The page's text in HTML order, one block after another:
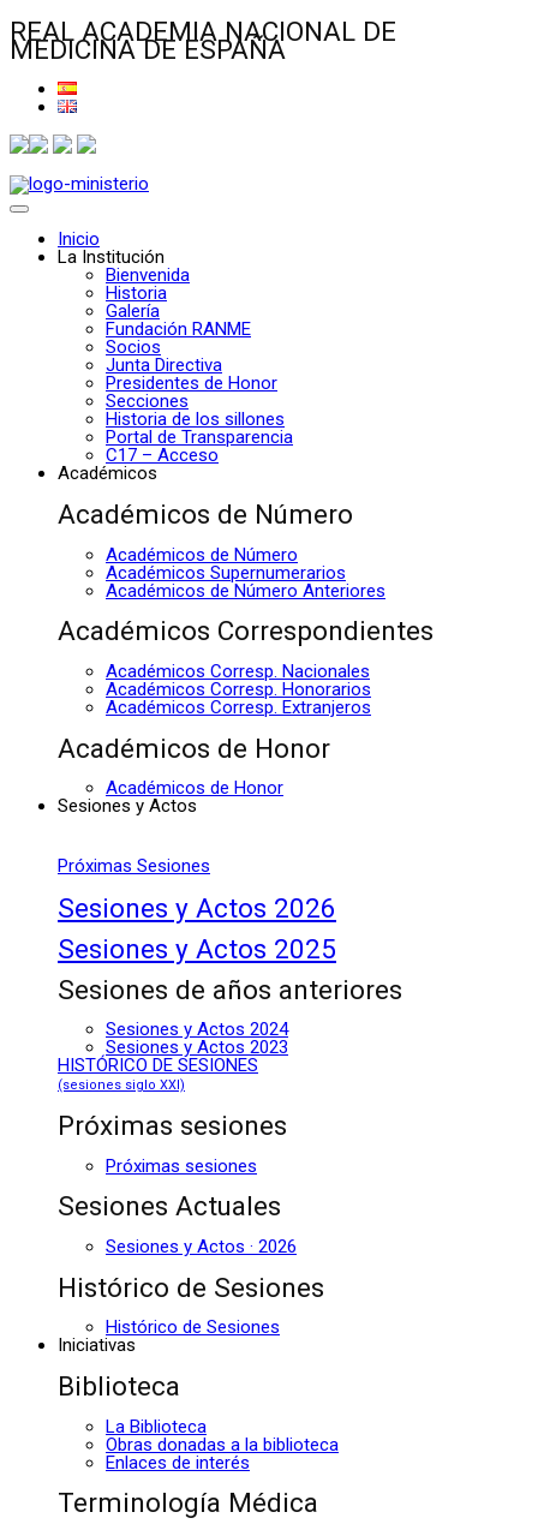
REAL ACADEMIA NACIONAL DE
MEDICINA DE ESPAÑA
Inicio
La Institución
Bienvenida
Historia
Galería
Fundación RANME
Socios
Junta Directiva
Presidentes de Honor
Secciones
Historia de los sillones
Portal de Transparencia
C17 – Acceso
Académicos
Académicos de Número
Académicos de Número
Académicos Supernumerarios
Académicos de Número Anteriores
Académicos Correspondientes
Académicos Corresp. Nacionales
Académicos Corresp. Honorarios
Académicos Corresp. Extranjeros
Académicos de Honor
Académicos de Honor
Sesiones y Actos
Próximas Sesiones
Sesiones y Actos 2026
Sesiones y Actos 2025
Sesiones de años anteriores
Sesiones y Actos 2024
Sesiones y Actos 2023
HISTÓRICO DE SESIONES
(sesiones siglo XXI)
Próximas sesiones
Próximas sesiones
Sesiones Actuales
Sesiones y Actos · 2026
Histórico de Sesiones
Histórico de Sesiones
Iniciativas
Biblioteca
La Biblioteca
Obras donadas a la biblioteca
Enlaces de interés
Terminología Médica